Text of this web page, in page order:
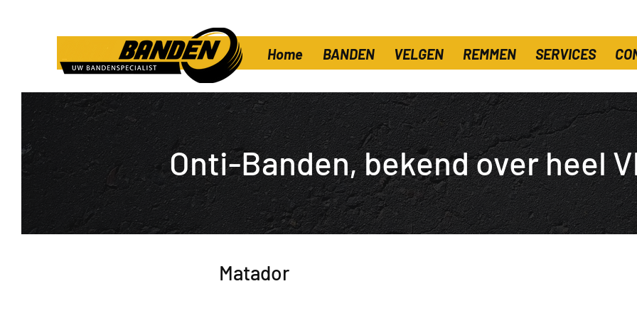
Home BANDEN VELGEN REMMEN SERVICES
Onti-Banden, bekend over heel
Matador